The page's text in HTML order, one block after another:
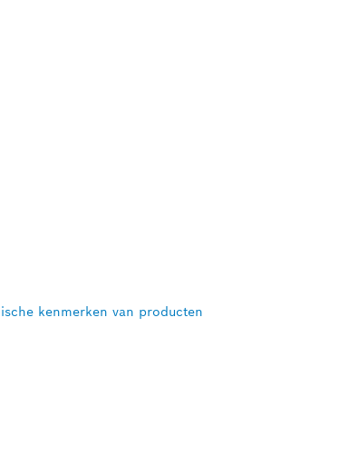
kenmerken van producten